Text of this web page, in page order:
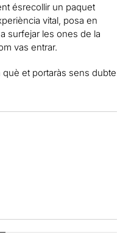
ésrecollir un paquet
vital, posa en
surfejar les ones de la
vas entrar.
què et portaràs sens dubte